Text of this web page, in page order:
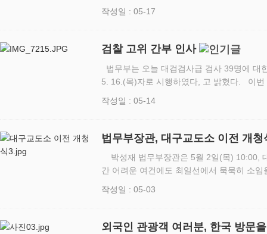
개최했다. 올해 지방의회의원 법제연수과
원 법제연수과정에 이어 시…
작성일 : 05-17
검찰 고위 간부 인사
법무부는 오늘 대검검사급 검사 39명에 대
5. 16.(목)자로 시행하였다, 고 밝혔다. 이번 인사로, 법무부 장관 취임 이후에도
상당 기간 공석으로 유지되어 온 일부 대검
무·…
작성일 : 05-14
법무부장관, 대구교도소 이전 개청식 참석 및 대구
찰청 방문
박성재 법무부장관은 5월 2일(목) 10:00,
간 어려운 여건에도 최일선에서 묵묵히 소
원들을 격려하고, 어떤 상황에서라도 사명
연의 임무를 충실하게 수…
작성일 : 05-03
외국인 관광객 여러분, 한국 방문